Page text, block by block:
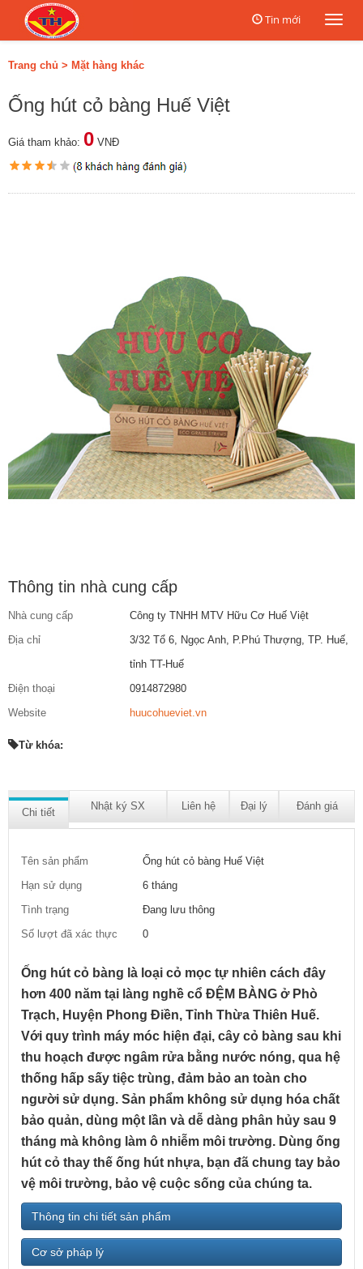
Tin mới
Trang chủ > Mặt hàng khác
Ống hút cỏ bàng Huế Việt
Giá tham khảo: 0 VNĐ
Thông tin nhà cung cấp
Nhà cung cấp
Công ty TNHH MTV Hữu Cơ Huế Việt
Địa chỉ
3/32 Tổ 6, Ngọc Anh, P.Phú Thượng, TP. Huế,
tỉnh TT-Huế
Điện thoại
0914872980
Website
huucohueviet.vn
Từ khóa:
Chi tiết
Nhật ký SX Liên hệ Đại lý Đánh giá
Tên sản phẩm
Ống hút cỏ bàng Huế Việt
Hạn sử dụng
6 tháng
Tình trạng
Đang lưu thông
Số lượt đã xác thực
0
Ống hút cỏ bàng là loại cỏ mọc tự nhiên cách đây
hơn 400 năm tại làng nghề cổ ĐỆM BÀNG ở Phò
Trạch, Huyện Phong Điền, Tỉnh Thừa Thiên Huế.
Với quy trình máy móc hiện đại, cây cỏ bàng sau khi
thu hoạch được ngâm rửa bằng nước nóng, qua hệ
thống hấp sấy tiệc trùng, đảm bảo an toàn cho
người sử dụng. Sản phẩm không sử dụng hóa chất
bảo quản, dùng một lần và dễ dàng phân hủy sau 9
tháng mà không làm ô nhiễm môi trường. Dùng ống
hút cỏ thay thế ống hút nhựa, bạn đã chung tay bảo
vệ môi trường, bảo vệ cuộc sống của chúng ta.
Thông tin chi tiết sản phẩm
Cơ sở pháp lý